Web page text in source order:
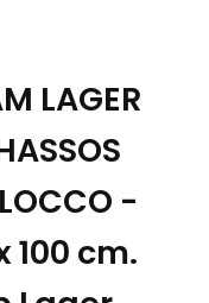
LAGER
-
100 cm.